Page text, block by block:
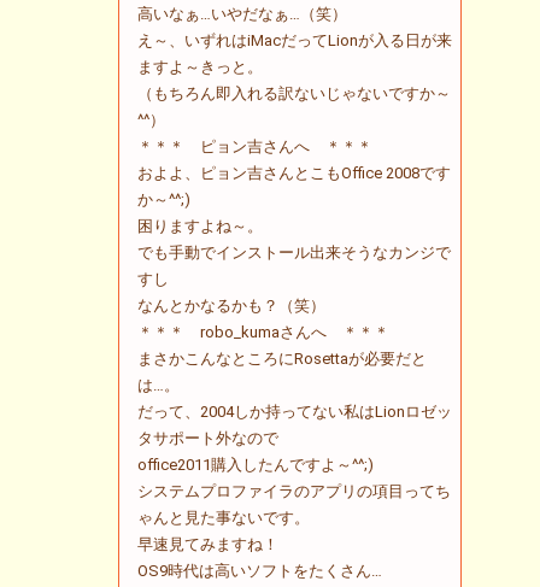
高いなぁ…いやだなぁ…（笑）
え～、いずれはiMacだってLionが入る日が来
ますよ～きっと。
（もちろん即入れる訳ないじゃないですか～
^^）
＊＊＊ ピョン吉さんへ ＊＊＊
およよ、ピョン吉さんとこもOffice 2008です
か～^^;)
困りますよね～。
でも手動でインストール出来そうなカンジで
すし
なんとかなるかも？（笑）
＊＊＊ robo_kumaさんへ ＊＊＊
まさかこんなところにRosettaが必要だと
は…。
だって、2004しか持ってない私はLionロゼッ
タサポート外なので
office2011購入したんですよ～^^;)
システムプロファイラのアプリの項目ってち
ゃんと見た事ないです。
早速見てみますね！
OS9時代は高いソフトをたくさん…